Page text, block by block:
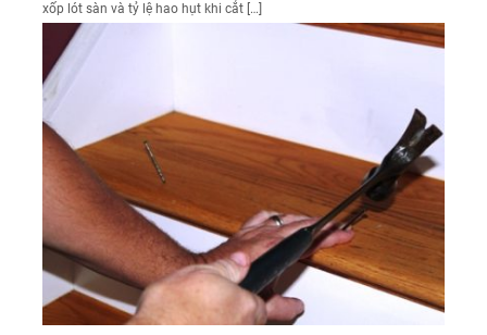
xốp lót sàn và tỷ lệ hao hụt khi cắt […]